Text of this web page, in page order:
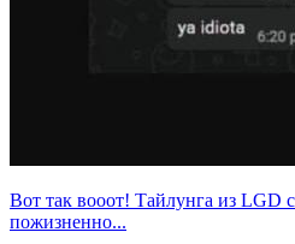
Вот так вооот! Тайлунга из LGD
пожизненно...